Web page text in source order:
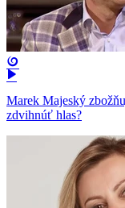
Marek Majeský
zdvihnúť hlas?